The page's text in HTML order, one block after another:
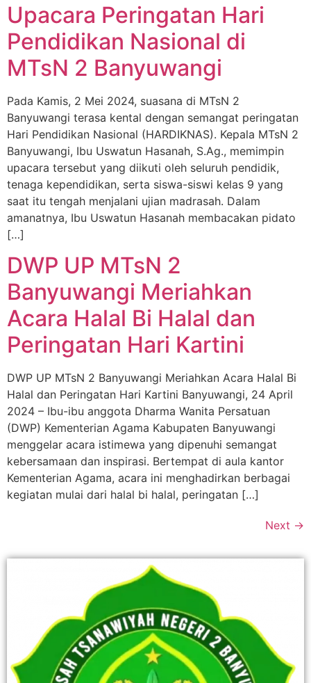
Upacara Peringatan Hari
Pendidikan Nasional di
MTsN 2 Banyuwangi
Pada Kamis, 2 Mei 2024, suasana di MTsN 2
Banyuwangi terasa kental dengan semangat peringatan
Hari Pendidikan Nasional (HARDIKNAS). Kepala MTsN 2
Banyuwangi, Ibu Uswatun Hasanah, S.Ag., memimpin
upacara tersebut yang diikuti oleh seluruh pendidik,
tenaga kependidikan, serta siswa-siswi kelas 9 yang
saat itu tengah menjalani ujian madrasah. Dalam
amanatnya, Ibu Uswatun Hasanah membacakan pidato
[…]
DWP UP MTsN 2
Banyuwangi Meriahkan
Acara Halal Bi Halal dan
Peringatan Hari Kartini
DWP UP MTsN 2 Banyuwangi Meriahkan Acara Halal Bi
Halal dan Peringatan Hari Kartini Banyuwangi, 24 April
2024 – Ibu-ibu anggota Dharma Wanita Persatuan
(DWP) Kementerian Agama Kabupaten Banyuwangi
menggelar acara istimewa yang dipenuhi semangat
kebersamaan dan inspirasi. Bertempat di aula kantor
Kementerian Agama, acara ini menghadirkan berbagai
kegiatan mulai dari halal bi halal, peringatan […]
Next →